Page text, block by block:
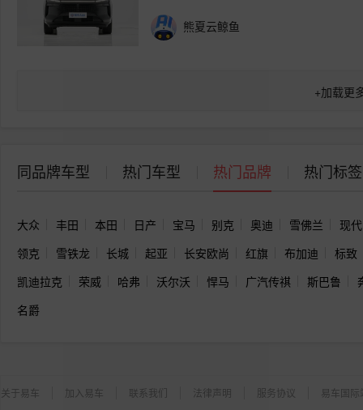
熊夏云鲸鱼
+加载更
同品牌车型 热门车型 热门品牌 热门标签
大众 丰田 本田 日产 宝马 别克 奥迪 雪佛兰
现代
领克
雪铁龙 长城 起亚 长安欧尚 红旗 布加迪
标致
凯迪拉克
荣威 哈弗 沃尔沃 悍马 广汽传祺 斯巴鲁
名爵
关于易车 加入易车 联系我们 法律声明 服务协议 易车国际